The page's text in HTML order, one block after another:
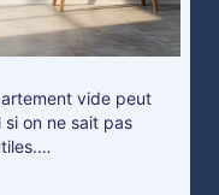
vide peut
on ne sait pas